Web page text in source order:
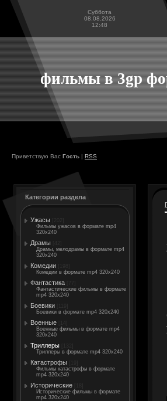
Суббота
08.08.2026
12:48
фильмы в 3gp
Приветствую Вас Гость | RSS
Категории раздела
Ужасы
Фильмы ужасов в формате mp4
320x240
Драмы
Драмы, мелодрамы в формате mp4
320x240
Комедии
Комедии в формате mp4 320x240
Фантастика
Фантастические фильмы в формате
mp4 320x240
Боевики
Боевики в формате mp4 320x240
Военные
Военные фильмы в формате mp4
320x240
Триллеры
Триллеры в формате mp4 320x240
Катастрофы
Фильмы катастрофы в формате
mp4 320x240
Исторические
Исторические фильмы в формате
mp4 320x240